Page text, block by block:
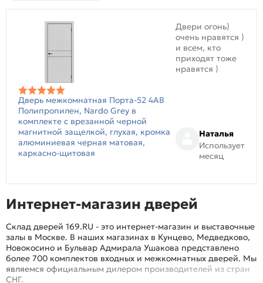
Дверь межкомнатная Порта-52 4AB
Полипропилен, Nardo Grey в
комплекте с врезанной черной
магнитной защелкой, глухая, кромка
алюминиевая черная матовая,
каркасно-щитовая
Двери огонь)
очень нравятся )
и всем, кто
приходят тоже
нравятся )
Наталья
Использует
месяц
Интернет-магазин дверей
Склад дверей 169.RU - это интернет-магазин и выставочные
залы в Москве. В наших магазинах в Кунцево, Медведково,
Новокосино и Бульвар Адмирала Ушакова представлено
более 700 комплектов входных и межкомнатных дверей. Мы
являемся официальным дилером производителей из стран
СНГ.